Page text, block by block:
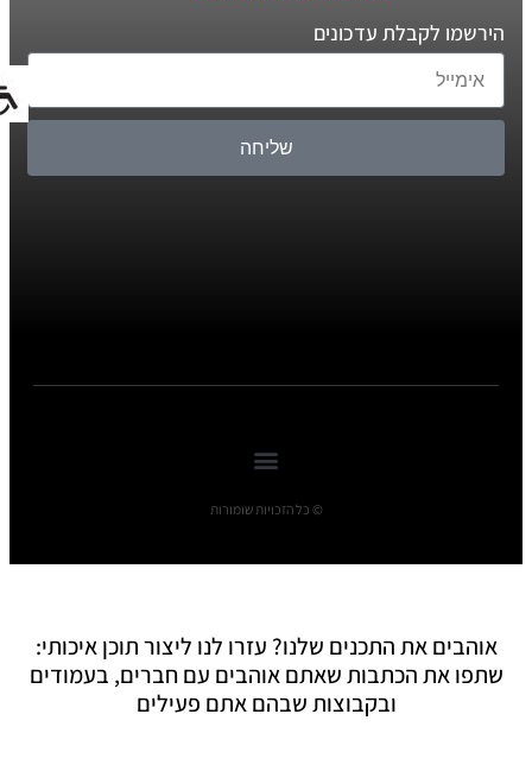
הירשמו לקבלת עדכונים
שליחה
© כל הזכויות שומורות
אוהבים את התכנים שלנו? עזרו לנו ליצור תוכן איכותי:
שתפו את הכתבות שאתם אוהבים עם חברים, בעמודים
ובקבוצות שבהם אתם פעילים